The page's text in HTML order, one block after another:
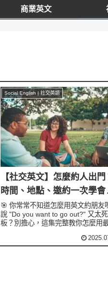
商業英文
Social English | 社交英語
【社交英文】怎麼約人出門
時間、地點、邀約一次學會
🎯 你常常不知道怎麼用英文約朋友
說 "Do you want to go out?" 又太死
板？別擔心，這集完整教你怎麼用
便聊聊週末計劃！📍本集重點內容